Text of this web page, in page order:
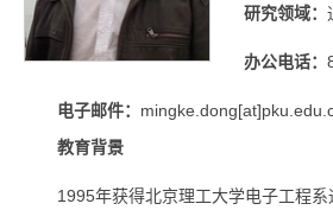
研究领域：
办公电话：
电子邮件：
教育背景
1995年获得北京理工大学电子工程